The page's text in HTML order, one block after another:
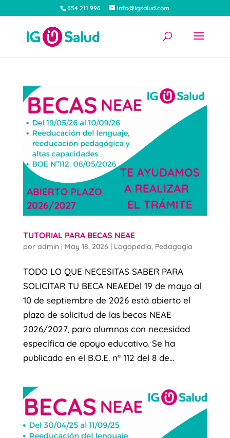
654 211 996 info@igsalud.com
TUTORIAL PARA BECAS NEAE
por admin | May 18, 2026 | Logopedia, Pedagogía
TODO LO QUE NECESITAS SABER PARA
SOLICITAR TU BECA NEAEDel 19 de mayo al
10 de septiembre de 2026 está abierto el
plazo de solicitud de las becas NEAE
2026/2027, para alumnos con necesidad
específica de apoyo educativo. Se ha
publicado en el B.O.E. nº 112 del 8 de...